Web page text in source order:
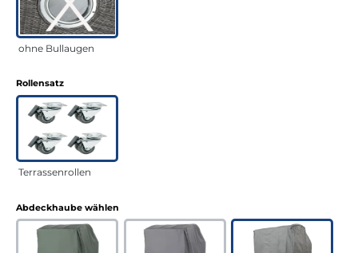
ohne Bullaugen
Rollensatzauswählen
Terrassenrollen
Abdeckhaube wählen